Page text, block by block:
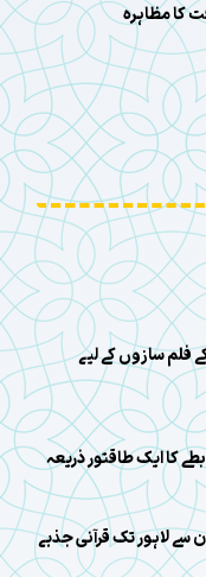
کا مظاہرہ
دنیا بھر کے فلم سازوں کے لیے
کا ایک طاقتور ذریعہ
سے لاہور تک قرآنی جذبے